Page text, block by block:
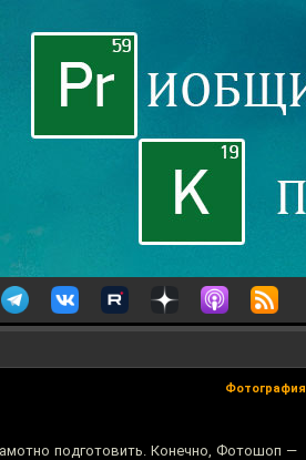
Фотография
подготовить. Конечно, Фотошоп —